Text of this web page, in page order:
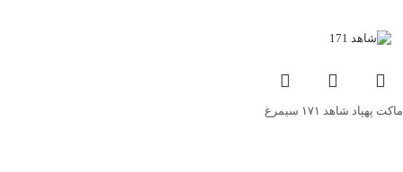
ماکت پهپاد شاهد ۱۷۱ سیمرغ